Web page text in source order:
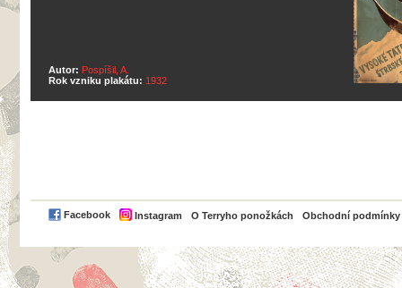
Autor: Pospíšil, A.
Rok vzniku plakátu: 1932
Facebook Instagram O Terryho ponožkách Obchodní podmínky
PayPal